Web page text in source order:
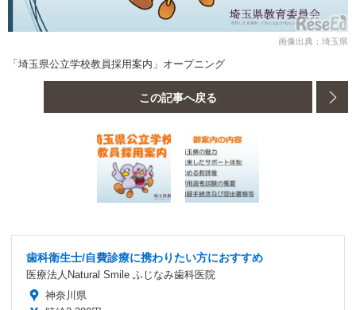
画像出典：埼玉県
「埼玉県公立学校教員採用案内」オープニング
この記事へ戻る
歯科衛生士/自費診療に携わりたい方におすすめ
医療法人Natural Smile ふじなみ歯科医院
神奈川県